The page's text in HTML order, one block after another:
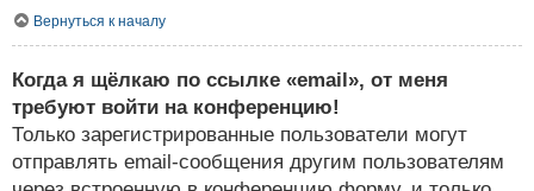
Вернуться к началу
Когда я щёлкаю по ссылке «email», от меня
требуют войти на конференцию!
Только зарегистрированные пользователи могут
отправлять email-сообщения другим пользователям